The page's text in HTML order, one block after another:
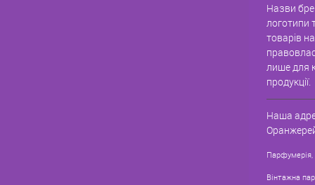
Назви
логотипи
товарів
лише для
продукції.
Наша
Вінтажна